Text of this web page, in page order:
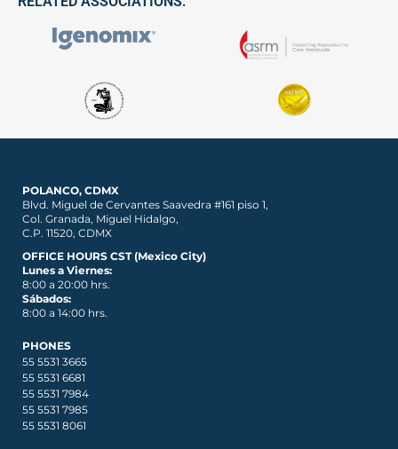
POLANCO, CDMX
Blvd. Miguel de Cervantes Saavedra #161 piso 1,
Col. Granada, Miguel Hidalgo,
C.P. 11520, CDMX
OFFICE HOURS CST (Mexico City)
Lunes a Viernes:
8:00 a 20:00 hrs.
Sábados:
8:00 a 14:00 hrs.
PHONES
55 5531 3665
55 5531 6681
55 5531 7984
55 5531 7985
55 5531 8061